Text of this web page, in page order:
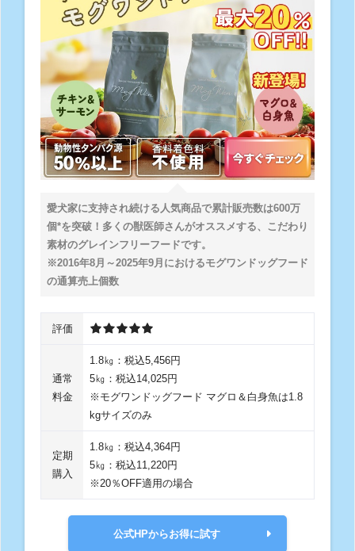
愛犬家に支持され続ける人気商品で累計販売数は600万
個*を突破！多くの獣医師さんがオススメする、こだわり
素材のグレインフリーフードです。
※2016年8月～2025年9月におけるモグワンドッグフード
の通算売上個数
評価
通常
料金
1.8㎏：税込5,456円
5㎏：税込14,025円
※モグワンドッグフード マグロ＆白身魚は1.8
kgサイズのみ
定期
購入
1.8㎏：税込4,364円
5㎏：税込11,220円
※20％OFF適用の場合
公式HPからお得に試す